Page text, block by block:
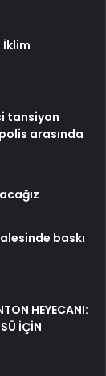
İklim
tansiyon
arasında
baskı
HEYECANI:
İÇİN